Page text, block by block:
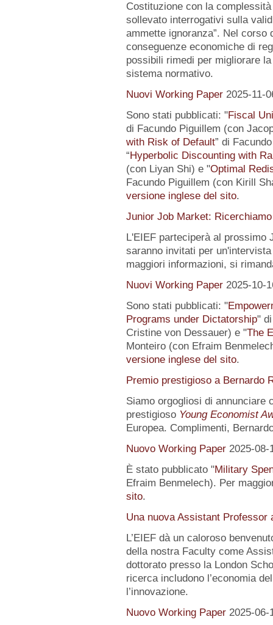
Costituzione con la
sollevato interrogativi sulla
ammette ignoranza”. Nel corso
conseguenze economiche di
possibili rimedi per migliorare
sistema normativo.
Nuovi Working Paper 2025-11-
Sono stati pubblicati: "Fiscal
di Facundo Piguillem (con
with Risk of Default” di
“Hyperbolic Discounting with
(con Liyan Shi) e "Optimal
Facundo Piguillem (con Kirill
versione inglese del sito.
Junior Job Market:
L'EIEF parteciperà al prossimo
saranno invitati per
maggiori informazioni, si
Nuovi Working Paper 2025-10-
Sono stati pubblicati: "
Programs under Dictatorship"
Cristine von Dessauer) e "The
Monteiro (con Efraim
versione inglese del sito.
Premio prestigioso a Bernardo
Siamo orgogliosi di annunciare
prestigioso Young Economist
Europea. Complimenti,
Nuovo Working Paper 2025-08-
È stato pubblicato "Military
Efraim Benmelech). Per
sito.
Una nuova Assistant Professor
L’EIEF dà un caloroso
della nostra Faculty come
dottorato presso la London
ricerca includono l’economia
l’innovazione.
Nuovo Working Paper 2025-06-